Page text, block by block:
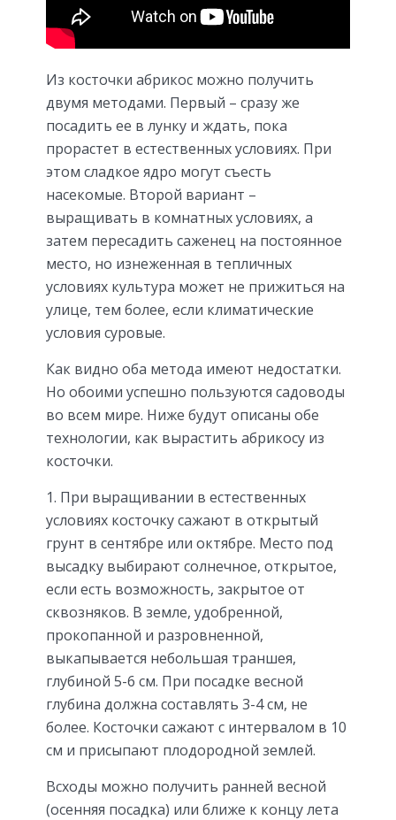
Из косточки абрикос можно получить
двумя методами. Первый – сразу же
посадить ее в лунку и ждать, пока
прорастет в естественных условиях. При
этом сладкое ядро могут съесть
насекомые. Второй вариант –
выращивать в комнатных условиях, а
затем пересадить саженец на постоянное
место, но изнеженная в тепличных
условиях культура может не прижиться на
улице, тем более, если климатические
условия суровые.
Как видно оба метода имеют недостатки.
Но обоими успешно пользуются садоводы
во всем мире. Ниже будут описаны обе
технологии, как вырастить абрикосу из
косточки.
При выращивании в естественных
условиях косточку сажают в открытый
грунт в сентябре или октябре. Место под
высадку выбирают солнечное, открытое,
если есть возможность, закрытое от
сквозняков. В земле, удобренной,
прокопанной и разровненной,
выкапывается небольшая траншея,
глубиной 5-6 см. При посадке весной
глубина должна составлять 3-4 см, не
более. Косточки сажают с интервалом в 10
см и присыпают плодородной землей.
Всходы можно получить ранней весной
(осенняя посадка) или ближе к концу лета